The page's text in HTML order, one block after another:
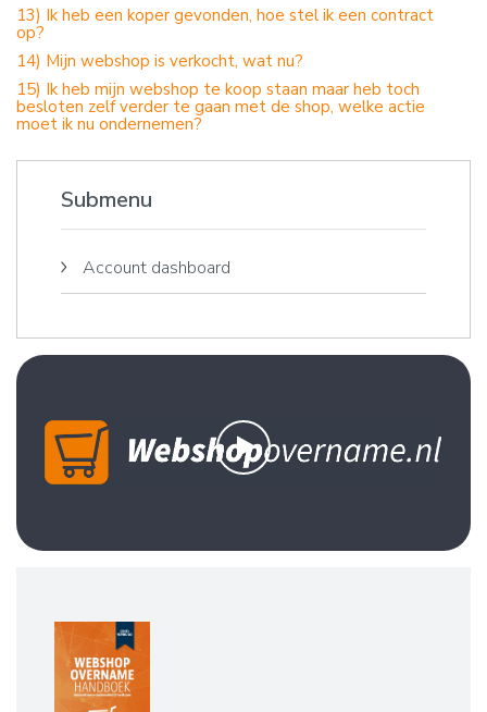
13) Ik heb een koper gevonden, hoe stel ik een contract
op?
14) Mijn webshop is verkocht, wat nu?
15) Ik heb mijn webshop te koop staan maar heb toch
besloten zelf verder te gaan met de shop, welke actie
moet ik nu ondernemen?
Submenu
Account dashboard